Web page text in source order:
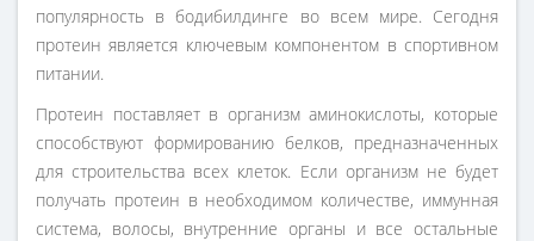
популярность в бодибилдинге во всем мире. Сегодня
протеин является ключевым компонентом в спортивном
питании.
Протеин поставляет в организм аминокислоты, которые
способствуют формированию белков, предназначенных
для строительства всех клеток. Если организм не будет
получать протеин в необходимом количестве, иммунная
система, волосы, внутренние органы и все остальные